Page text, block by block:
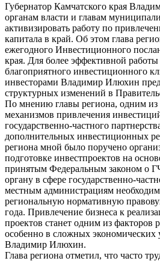
Губернатор Камчатского края
органам власти и главам
активизировать работу по
капитала в край. Об этом глава
ежегодного Инвестиционного
края. Для более эффективной
благоприятного инвестиционного
инвесторами Владимир Илюхин
структурных изменений в
По мнению главы региона, одним
механизмов привлечения
государственно-частного
дополнительных инвестиционных
региона мной было поручено
подготовке инвестпроектов на
принятым Федеральным законом о
органу в сфере государственно-
местным администрациям
региональную нормативную
года. Привлечение бизнеса к
проектов станет одним из факторов
особенно в сложных
Владимир Илюхин.
Глава региона отметил, что часто